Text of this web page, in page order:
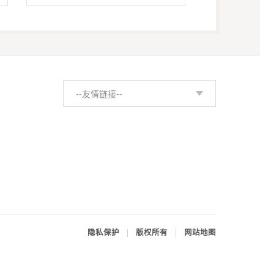
--友情链接--
隐私保护 | 版权所有 | 网站地图